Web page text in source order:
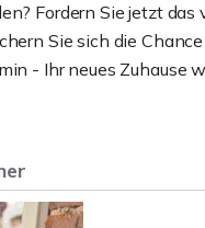
Fordern Sie jetzt das
Sie sich die
- Ihr neues Zuhause